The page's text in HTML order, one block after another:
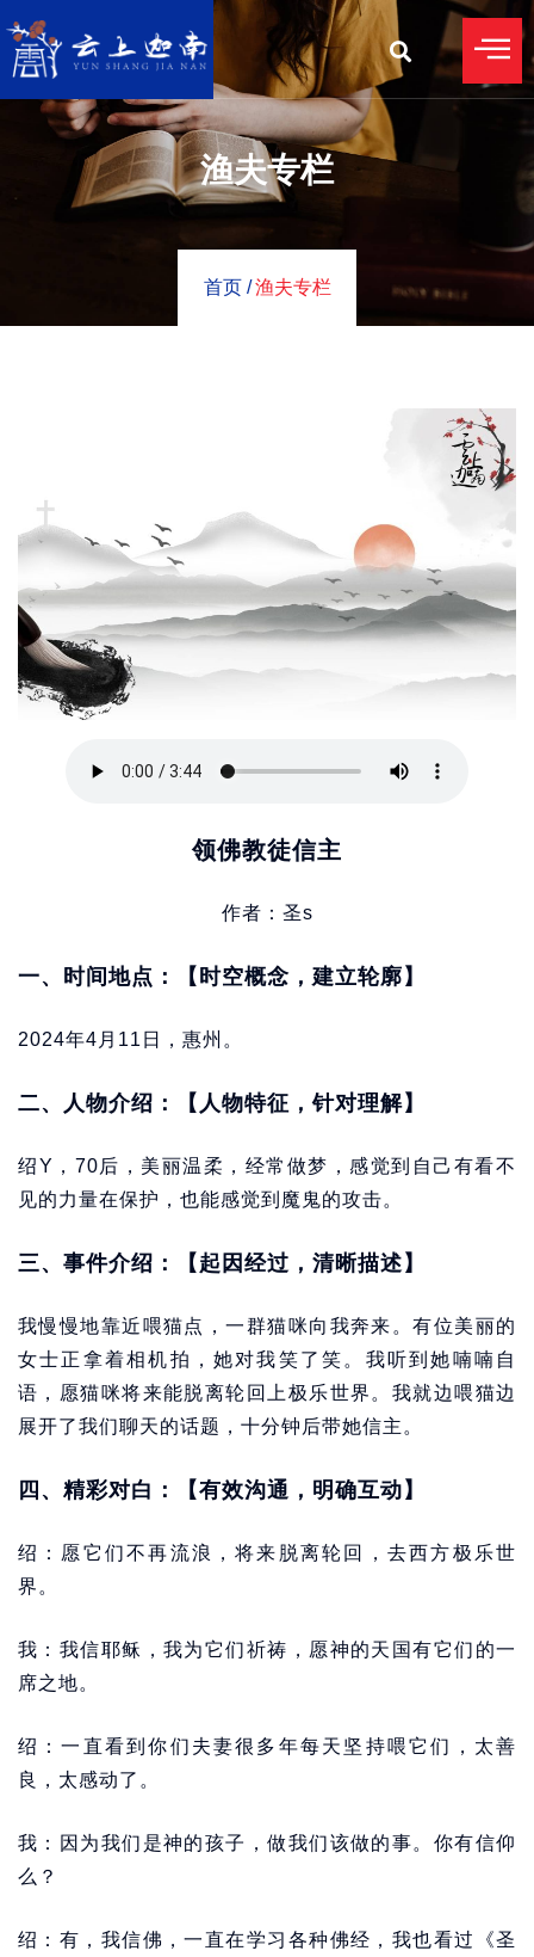
渔夫专栏
首页 / 渔夫专栏
领佛教徒信主
作者：圣s
一、时间地点：【时空概念，建立轮廓】
2024年4月11日，惠州。
二、人物介绍：【人物特征，针对理解】
绍Y，70后，美丽温柔，经常做梦，感觉到自己有看不
见的力量在保护，也能感觉到魔鬼的攻击。
三、事件介绍：【起因经过，清晰描述】
我慢慢地靠近喂猫点，一群猫咪向我奔来。有位美丽的
女士正拿着相机拍，她对我笑了笑。我听到她喃喃自
语，愿猫咪将来能脱离轮回上极乐世界。我就边喂猫边
展开了我们聊天的话题，十分钟后带她信主。
四、精彩对白：【有效沟通，明确互动】
绍：愿它们不再流浪，将来脱离轮回，去西方极乐世
界。
我：我信耶稣，我为它们祈祷，愿神的天国有它们的一
席之地。
绍：一直看到你们夫妻很多年每天坚持喂它们，太善
良，太感动了。
我：因为我们是神的孩子，做我们该做的事。你有信仰
么？
绍：有，我信佛，一直在学习各种佛经，我也看过《圣